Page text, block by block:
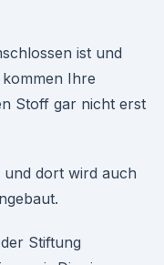
ist und
Ihre
Stoff gar nicht erst
und dort wird auch
Stiftung